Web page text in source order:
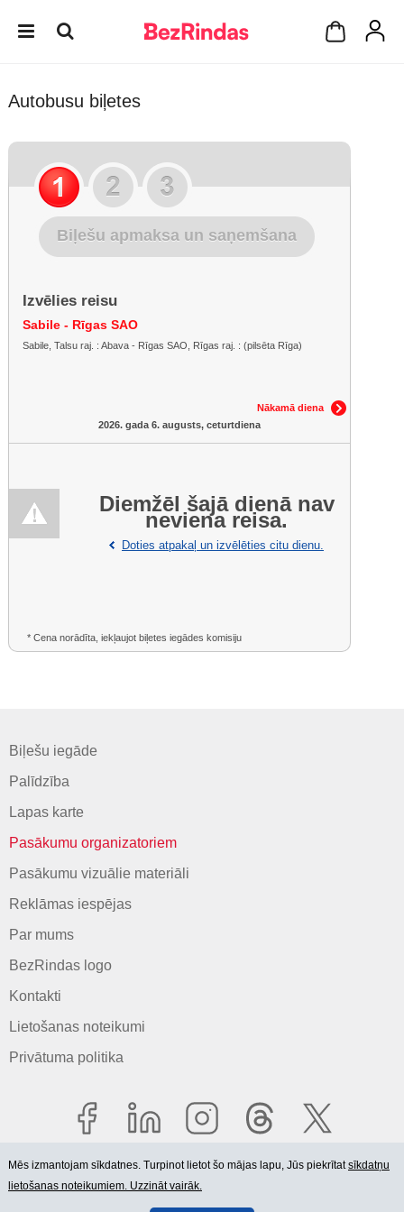
Autobusu biļetes
Biļešu apmaksa un saņemšana
Izvēlies reisu
Sabile - Rīgas SAO
Sabile, Talsu raj. : Abava - Rīgas SAO, Rīgas raj. : (pilsēta Rīga)
Nākamā diena
2026. gada 6. augusts, ceturtdiena
Diemžēl šajā dienā nav
neviena reisa.
Doties atpakaļ un izvēlēties citu dienu.
* Cena norādīta, iekļaujot biļetes iegādes komisiju
Biļešu iegāde
Palīdzība
Lapas karte
Pasākumu organizatoriem
Pasākumu vizuālie materiāli
Reklāmas iespējas
Par mums
BezRindas logo
Kontakti
Lietošanas noteikumi
Privātuma politika
© 2006-2026 SIA "BEZRINDAS.LV".
Mēs izmantojam sīkdatnes. Turpinot lietot šo mājas lapu, Jūs piekrītatsīkdatņu
lietošanas noteikumiem. Uzzināt vairāk.